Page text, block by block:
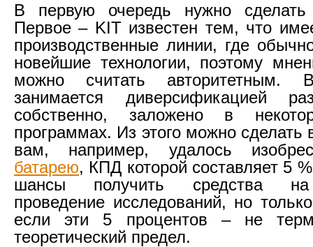
В первую очередь нужно сделать
Первое – KIT известен тем, что
производственные линии, где
новейшие технологии, поэтому
можно считать
занимается диверсификацией
собственно, заложено в
программах. Из этого можно сделать
вам, например, удалось
батарею, КПД которой составляет 5
шансы получить средства
проведение исследований, но
если эти 5 процентов – не
теоретический предел.